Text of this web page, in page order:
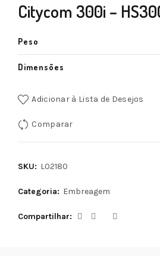
Citycom 300i –
Peso
Dimensões
Adicionar à Lista de Desejos
Comparar
SKU: L02180
Categoria: Embreagem
Compartilhar